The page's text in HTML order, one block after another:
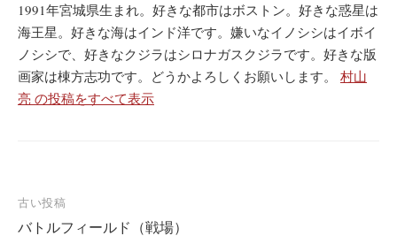
1991年宮城県生まれ。好きな都市はボストン。好きな惑星は
海王星。好きな海はインド洋です。嫌いなイノシシはイボイ
ノシシで、好きなクジラはシロナガスクジラです。好きな版
画家は棟方志功です。どうかよろしくお願いします。 村山
亮 の投稿をすべて表示
投
稿
古い投稿
バトルフィールド（戦場）